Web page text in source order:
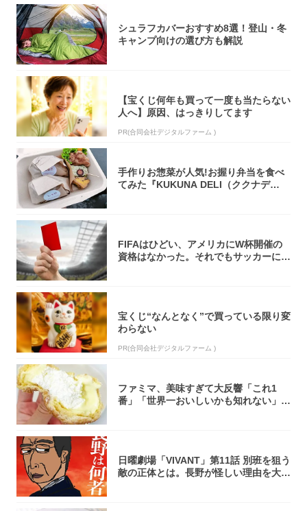
シュラフカバーおすすめ8選！登山・冬
キャンプ向けの選び方も解説
【宝くじ何年も買って一度も当たらない
人へ】原因、はっきりしてます
PR(合同会社デジタルファーム )
手作りお惣菜が人気!お握り弁当を食べ
てみた『KUKUNA DELI（ククナデ
FIFAはひどい、アメリカにW杯開催の
資格はなかった。それでもサッカーには
宝くじ“なんとなく”で買っている限り変
わらない
PR(合同会社デジタルファーム )
ファミマ、美味すぎて大反響「これ1
番」「世界一おいしいかも知れない」
日曜劇場「VIVANT」第11話 別班を狙う
敵の正体とは。長野が怪しい理由を大